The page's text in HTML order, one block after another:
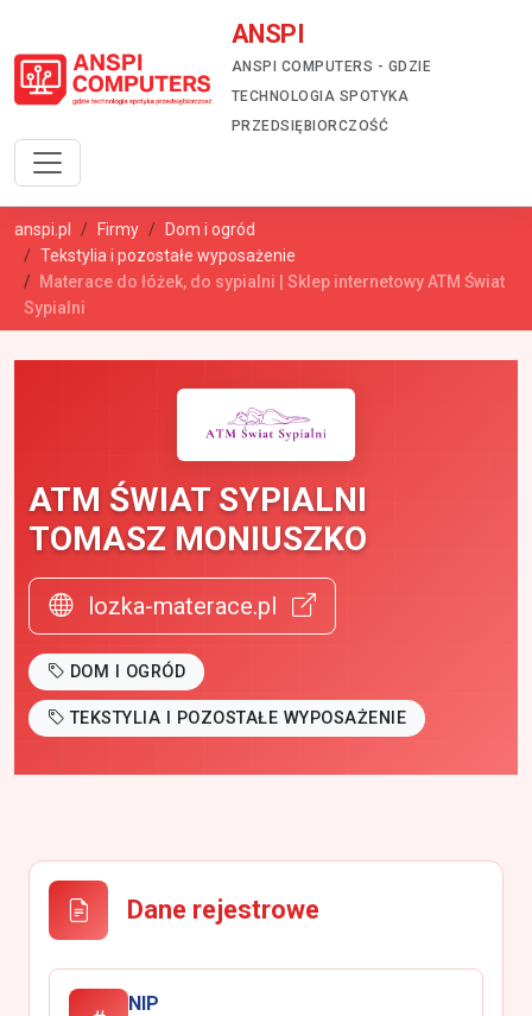
ANSPI
ANSPI COMPUTERS - GDZIE
TECHNOLOGIA SPOTYKA
PRZEDSIĘBIORCZOŚĆ
anspi.pl Firmy
Dom i ogród
Tekstylia i pozostałe wyposażenie
Materace do łóżek, do sypialni | Sklep internetowy ATM Świat
Sypialni
ATM ŚWIAT SYPIALNI
TOMASZ MONIUSZKO
lozka-materace.pl
DOM I OGRÓD
TEKSTYLIA I POZOSTAŁE WYPOSAŻENIE
Dane rejestrowe
NIP